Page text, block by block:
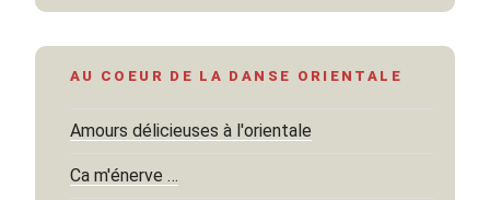
AU COEUR DE LA DANSE ORIENTALE
Amours délicieuses à l'orientale
Ca m'énerve …